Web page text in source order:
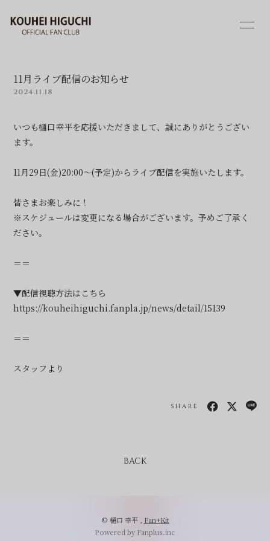
SCHEDULE
BLOG
MOVIE
11月ライブ配信のお知らせ
2024.11.18
いつも樋口幸平を応援いただきまして、誠にありがとうござい
ます。
11月29日(金)20:00～(予定)からライブ配信を実施いたします。
皆さまお楽しみに！
※スケジュールは変更になる場合がございます。予めご了承く
ださい。
＝＝
▼配信視聴方法はこちら
https://kouheihiguchi.fanpla.jp/news/detail/15139
＝＝
スタッフより
SHARE
BACK
© 樋口 幸平 , Fan+Kit
Powered by Fanplus.inc